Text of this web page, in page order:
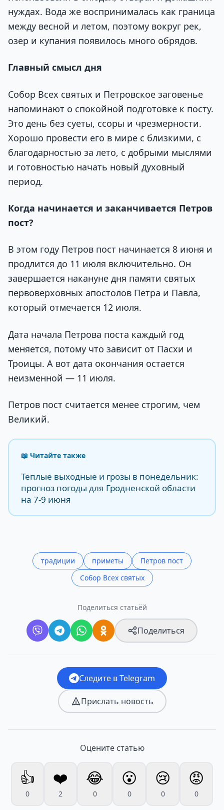
нуждах. Вода же воспринималась как граница
между весной и летом, поэтому вокруг рек,
озер и купания появилось много обрядов.
Главный смысл дня
Собор Всех святых и Петровское заговенье
напоминают о спокойной подготовке к посту.
Это день без суеты, ссоры и чрезмерности.
Хорошо провести его в мире с близкими, с
благодарностью за лето, с добрыми мыслями
и готовностью начать новый духовный
период.
Когда начинается и заканчивается Петров
пост?
В этом году Петров пост начинается 8 июня и
продлится до 11 июля включительно. Он
завершается накануне дня памяти святых
первоверховных апостолов Петра и Павла,
который отмечается 12 июля.
Дата начала Петрова поста каждый год
меняется, потому что зависит от Пасхи и
Троицы. А вот дата окончания остается
неизменной — 11 июля.
Петров пост считается менее строгим, чем
Великий.
📖 Читайте также
Теплые выходные и грозы в понедельник:
прогноз погоды для Гродненской области
на 7-9 июня
традиции приметы
Петров пост
Собор Всех святых
Поделиться статьёй
Поделиться
Следите в Telegram
Прислать новость
Оцените статью
👍
0
❤️
2
😂
0
😮
0
😢
0
😡
0